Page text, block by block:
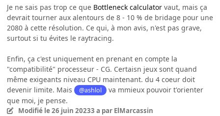
Je ne sais pas trop ce que Bottleneck calculator vaut, mais ça
devrait tourner aux alentours de 8 - 10 % de bridage pour une
2080 à cette résolution. Ce qui, à mon avis, n'est pas grave,
surtout si tu évites le raytracing.
Enfin, ça c'est uniquement en prenant en compte la
"compatibilité" processeur - CG. Certaisn jeux sont quand
même exigeants niveau CPU maintenant. du 4 coeur doit
devenir limite. Mais
@ashlol
va mmieux pouvoir t'orienter
que moi, je pense.
Modifié le 26 juin 20233 a par ElMarcassin